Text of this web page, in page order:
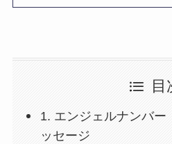
目
1. エンジェルナンバー
ッセージ